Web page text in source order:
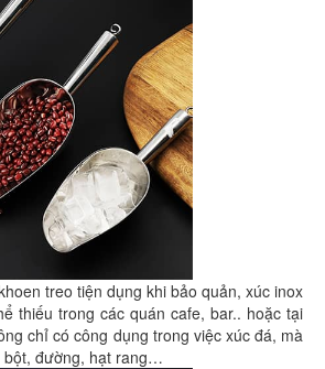
treo tiện dụng khi bảo quản, xúc inox
thiếu trong các quán cafe, bar.. hoặc tại
chỉ có công dụng trong việc xúc đá, mà
bột, đường, hạt rang…